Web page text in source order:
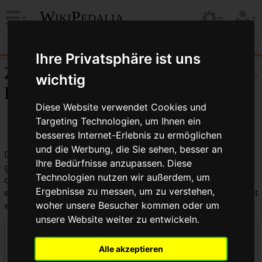
Ihre Privatsphäre ist uns
wichtig
Diese Website verwendet Cookies und
Targeting Technologien, um Ihnen ein
besseres Internet-Erlebnis zu ermöglichen
und die Werbung, die Sie sehen, besser an
Ihre Bedürfnisse anzupassen. Diese
Technologien nutzen wir außerdem, um
Ergebnisse zu messen, um zu verstehen,
woher unsere Besucher kommen oder um
unsere Website weiter zu entwickeln.
Alle akzeptieren
WikiPedalia
Hilfe
Zentrale öffentliche
Logbücher
Dies ist die kombinierte Anzeige aller in WikiPedalia
geführten Logbücher. Die Ausgabe kann durch die Auswahl
des Logbuchtyps, des Benutzers oder des Seitentitels
eingeschränkt werden (Groß-/Kleinschreibung muss beachtet
werden).
Logbücher
Zentrale öffentliche Logbücher